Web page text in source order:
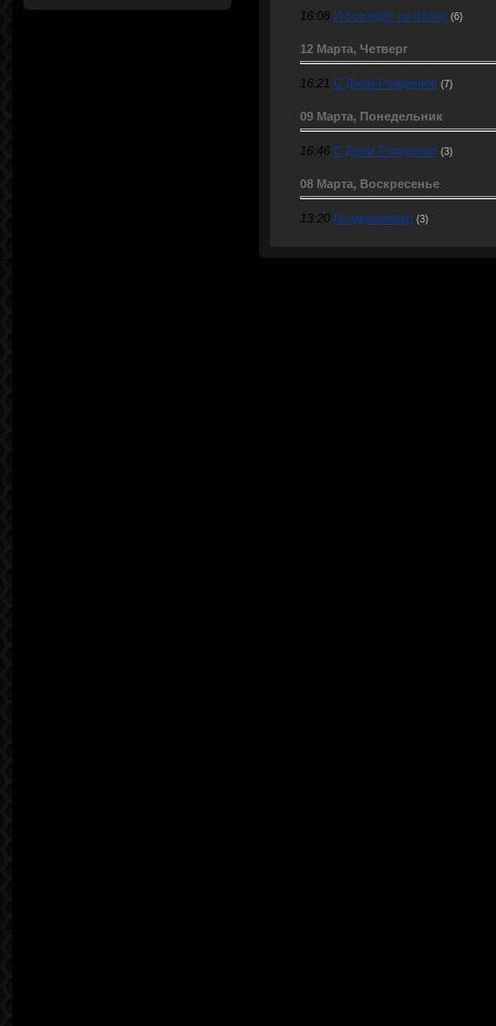
16:08 И все идет по плану (6)
12 Марта, Четверг
16:21 С Днем Рождения! (7)
09 Марта, Понедельник
16:46 С Днем Рождения! (3)
08 Марта, Воскресенье
13:20 Поздравляем! (3)